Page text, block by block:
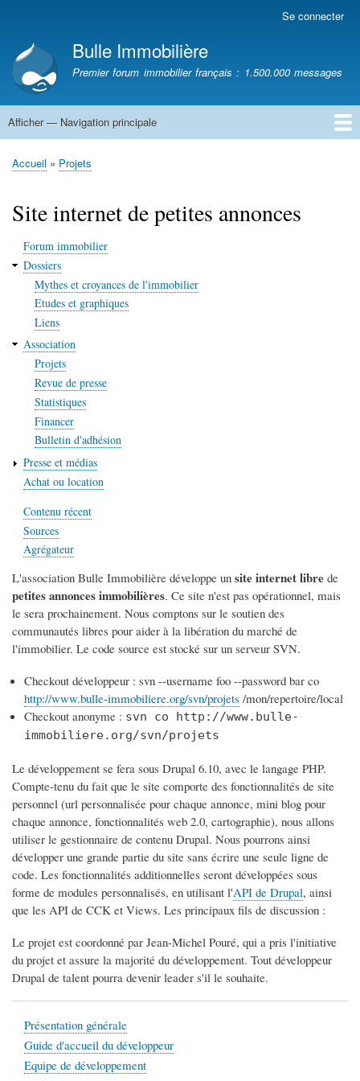
contenu
principal
compte
de
l'utilisateur
Se connecter
Bulle Immobilière
Premier forum immobilier français : 1.500.000 messages
Navigation
Afficher — Navigation principale
Accueil
Fil
Accueil Projets
Site internet de petites annonces
Forum immobilier
Dossiers
Mythes et croyances de l'immobilier
Etudes et graphiques
Liens
Association
Projets
Revue de presse
Statistiques
Financer
Bulletin d'adhésion
Presse et médias
Achat ou location
Contenu récent
Sources
Agrégateur
L'association Bulle Immobilière développe un site internet libre de
petites annonces immobilières. Ce site n'est pas opérationnel, mais
le sera prochainement. Nous comptons sur le soutien des
communautés libres pour aider à la libération du marché de
l'immobilier. Le code source est stocké sur un serveur SVN.
Checkout développeur : svn --username foo --password bar co
http://www.bulle-immobiliere.org/svn/projets /mon/repertoire/local
Checkout anonyme : svn co http://www.bulle-
immobiliere.org/svn/projets
Le développement se fera sous Drupal 6.10, avec le langage PHP.
Compte-tenu du fait que le site comporte des fonctionnalités de site
personnel (url personnalisée pour chaque annonce, mini blog pour
chaque annonce, fonctionnalités web 2.0, cartographie), nous allons
utiliser le gestionnaire de contenu Drupal. Nous pourrons ainsi
développer une grande partie du site sans écrire une seule ligne de
code. Les fonctionnalités additionnelles seront développées sous
forme de modules personnalisés, en utilisant l'API de Drupal, ainsi
que les API de CCK et Views. Les principaux fils de discussion :
Le projet est coordonné par Jean-Michel Pouré, qui a pris l'initiative
du projet et assure la majorité du développement. Tout développeur
Drupal de talent pourra devenir leader s'il le souhaite.
Présentation générale
Guide d'accueil du développeur
Equipe de développement